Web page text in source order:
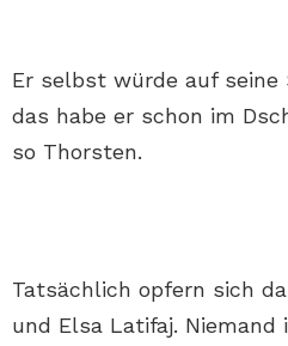
Er selbst würde auf seine
das habe er schon im
so Thorsten.
Tatsächlich opfern sich
und Elsa Latifaj.